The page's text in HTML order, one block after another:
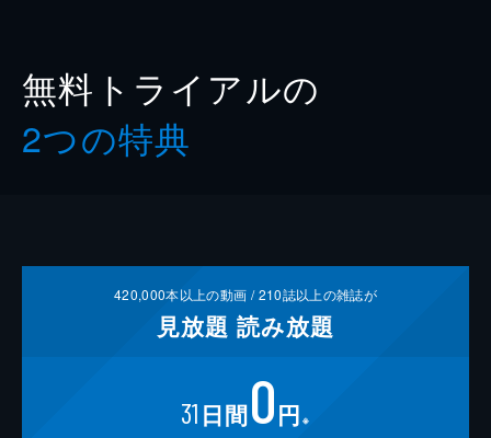
無料トライアルの
2つの特典
420,000本以上の動画 /210誌以上の雑誌が
見放題 読み放題
31 日間0円 ※